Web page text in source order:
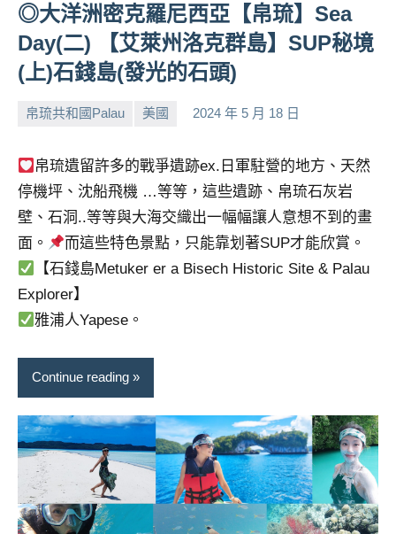
◎大洋洲密克羅尼西亞【帛琉】Sea
Day(二) 【艾萊州洛克群島】SUP秘境
(上)石錢島(發光的石頭)
帛琉共和國Palau 美國 2024 年 5 月 18 日
小No
帛琉遺留許多的戰爭遺跡ex.日軍駐營的地方、天然
停機坪、沈船飛機 …等等，這些遺跡、帛琉石灰岩
壁、石洞..等等與大海交織出一幅幅讓人意想不到的畫
面。
而這些特色景點，只能靠划著SUP才能欣賞。
【石錢島Metuker er a Bisech Historic Site & Palau
Explorer】
雅浦人Yapese。
Continue reading